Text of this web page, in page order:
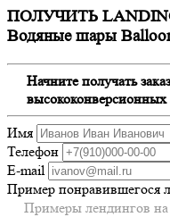
ПОЛУЧИТЬ
Водяные шары
Начните получать
Имя
Телефон
E-mail
Пример понравившегося
Примеры лендингов на